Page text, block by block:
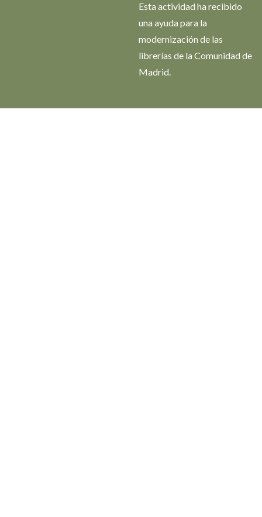
Esta actividad ha recibido
una ayuda para la
modernización de las
librerías de la Comunidad de
Madrid.